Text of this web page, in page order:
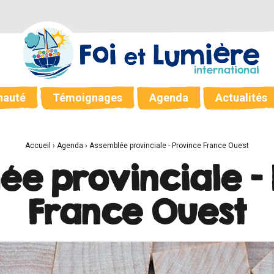
Témoignages Agenda Actualités
Accueil › Agenda › Assemblée provinciale - Province France Ouest
provinciale -
France Ouest